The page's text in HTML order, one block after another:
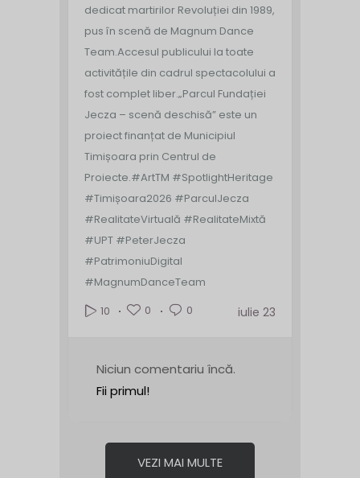
dedicat martirilor Revoluției din 1989,
pus în scenă de Magnum Dance
Team.Accesul publicului la toate
activitățile din cadrul spectacolului a
fost complet liber.„Parcul Fundației
Jecza – scenă deschisă” este un
proiect finanțat de Municipiul
Timișoara prin Centrul de
Proiecte.#ArtTM #SpotlightHeritage
#Timișoara2026 #ParculJecza
#RealitateVirtuală #RealitateMixtă
#UPT #PeterJecza
#PatrimoniuDigital
#MagnumDanceTeam
10
0 0 iulie 23
Niciun comentariu încă.
Fii primul!
VEZI MAI MULTE